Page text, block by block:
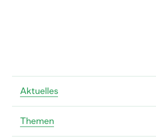
Aktuelles
Themen